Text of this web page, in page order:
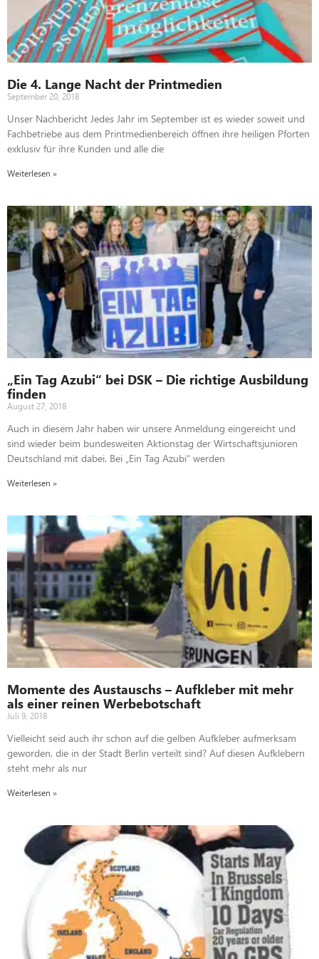
Die 4. Lange Nacht der Printmedien
September 20, 2018
Unser Nachbericht Jedes Jahr im September ist es wieder soweit und
Fachbetriebe aus dem Printmedienbereich öffnen ihre heiligen Pforten
exklusiv für ihre Kunden und alle die
Weiterlesen »
„Ein Tag Azubi“ bei DSK – Die richtige Ausbildung
finden
August 27, 2018
Auch in diesem Jahr haben wir unsere Anmeldung eingereicht und
sind wieder beim bundesweiten Aktionstag der Wirtschaftsjunioren
Deutschland mit dabei. Bei „Ein Tag Azubi“ werden
Weiterlesen »
Momente des Austauschs – Aufkleber mit mehr
als einer reinen Werbebotschaft
Juli 9, 2018
Vielleicht seid auch ihr schon auf die gelben Aufkleber aufmerksam
geworden, die in der Stadt Berlin verteilt sind? Auf diesen Aufklebern
steht mehr als nur
Weiterlesen »